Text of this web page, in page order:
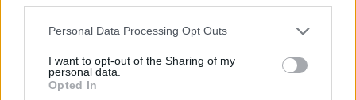
Personal Data Processing Opt Outs
I want to opt-out of the Sharing of my
personal data.
Opted In